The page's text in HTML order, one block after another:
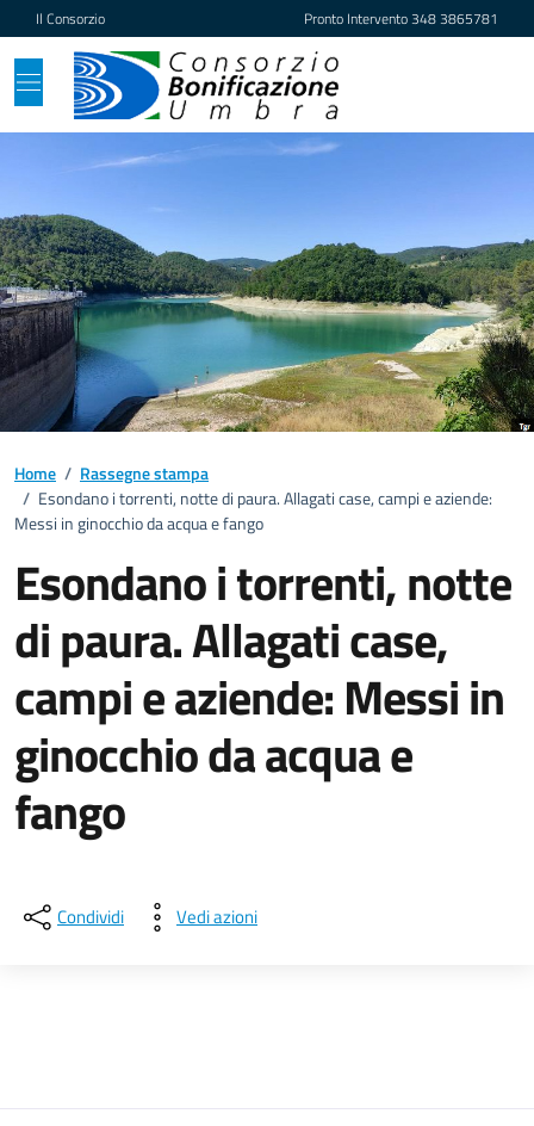
Vai ai contenuti
Vai al footer
Il Consorzio Pronto Intervento348 3865781
Home / Rassegne stampa
/ Esondano i torrenti, notte di paura. Allagati case, campi e aziende:
Messi in ginocchio da acqua e fango
Esondano i torrenti, notte
di paura. Allagati case,
campi e aziende: Messi in
ginocchio da acqua e
fango
Condividi Vedi azioni